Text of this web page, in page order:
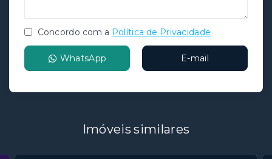
Concordo com a Política de Privacidade
WhatsApp E-mail
Imóveis similares